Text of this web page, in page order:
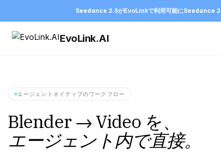
Seedance 2.5がEvoLinkで利用可能にSeedance
EvoLink.AI
エージェントネイティブのワークフロー
Blender → Video を、
エージェント内で直接。